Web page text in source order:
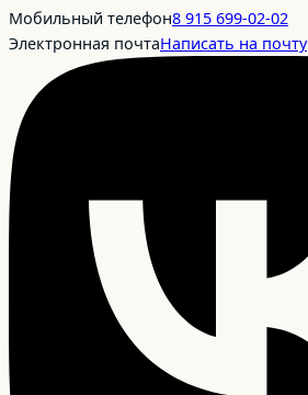
Мобильный телефон8 915 699‑02‑02
Электронная почтаНаписать на почту